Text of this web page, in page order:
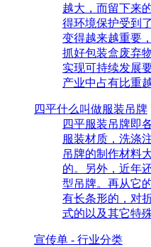
越大，而留下来
得环境保护受到
变得越来越重要
抓好包装盒废弃
实现可持续发展
产业中占有比重
四平什么叫做服装吊牌
四平服装吊牌即
服装材质，洗涤
吊牌的制作材料
的。另外，近年
型吊牌。再从它
有长条形的，对
式的以及其它特
宣传单 - 行业分类